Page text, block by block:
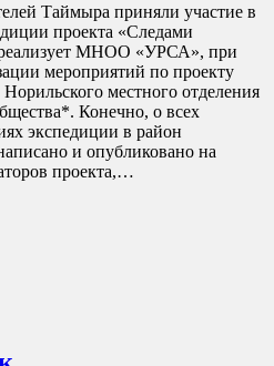
Таймыра приняли участие в
проекта «Следами
реализует МНОО «УРСА», при
мероприятий по проекту
местного отделения
Конечно, о всех
экспедиции в район
и опубликовано на
проекта,…